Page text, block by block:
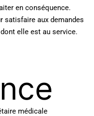
en conséquence.
satisfaire aux demandes
elle est au service.
médicale